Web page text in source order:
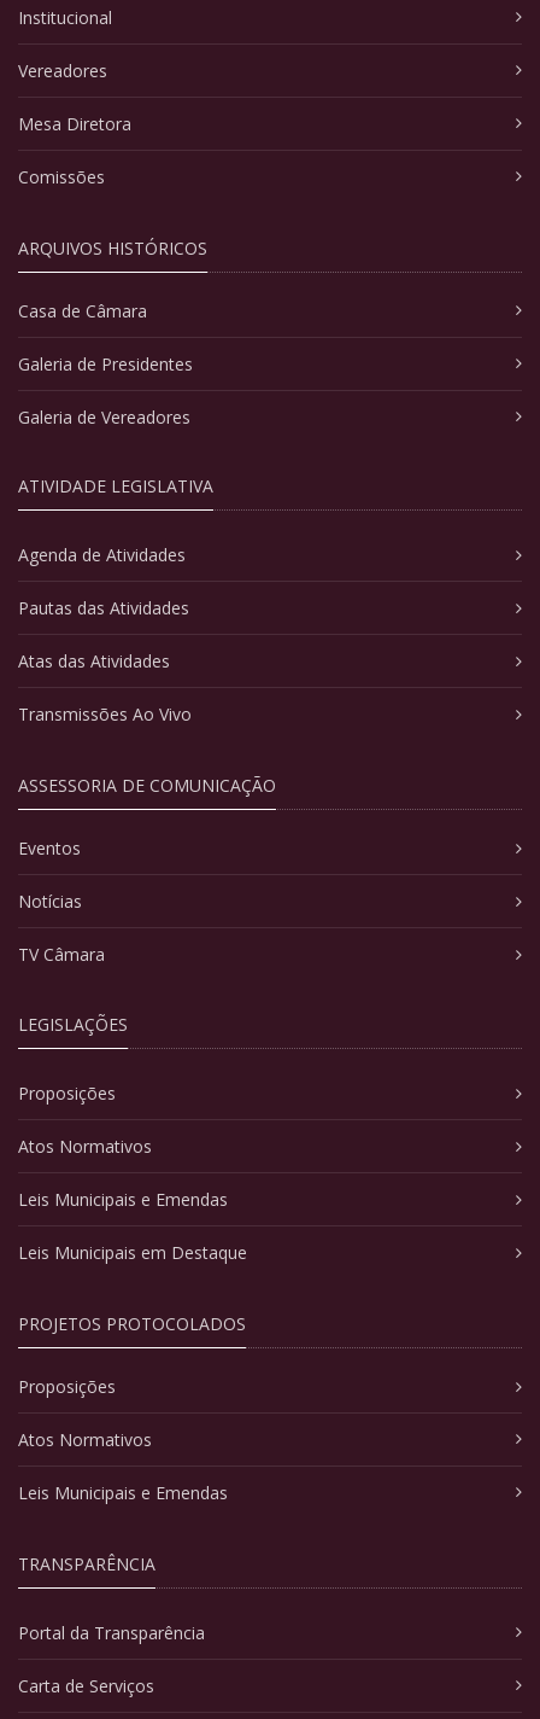
Institucional
Vereadores
Mesa Diretora
Comissões
ARQUIVOS HISTÓRICOS
Casa de Câmara
Galeria de Presidentes
Galeria de Vereadores
ATIVIDADE LEGISLATIVA
Agenda de Atividades
Pautas das Atividades
Atas das Atividades
Transmissões Ao Vivo
ASSESSORIA DE COMUNICAÇÃO
Eventos
Notícias
TV Câmara
LEGISLAÇÕES
Proposições
Atos Normativos
Leis Municipais e Emendas
Leis Municipais em Destaque
PROJETOS PROTOCOLADOS
Proposições
Atos Normativos
Leis Municipais e Emendas
TRANSPARÊNCIA
Portal da Transparência
Carta de Serviços